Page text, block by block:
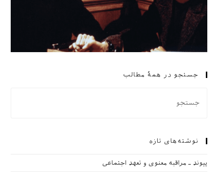
جستجو در همهٔ مطالب
نوشته‌های تازه
پیوند ـ مراقبه‌ معنوی و تعهد اجتماعی